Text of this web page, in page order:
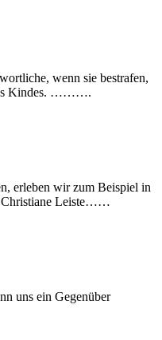
wenn sie bestrafen,
Kindes. ……….
erleben wir zum Beispiel in
Christiane Leiste……
uns ein Gegenüber